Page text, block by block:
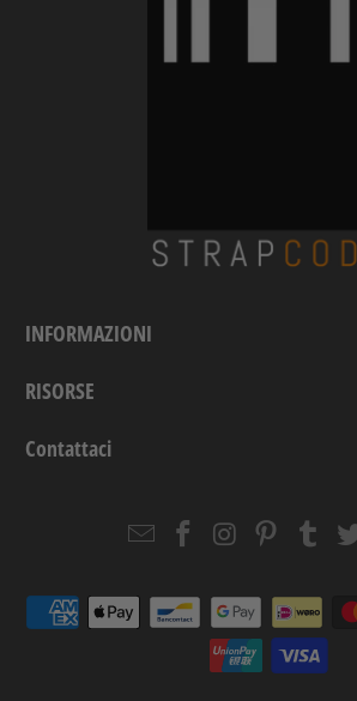
INFORMAZIONI
RISORSE
Contattaci
EmailStrapcode
Facebook